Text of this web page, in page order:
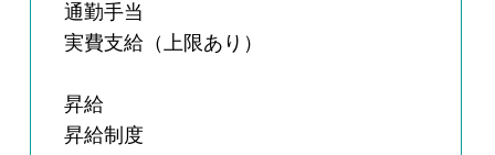
通勤手当
実費支給（上限あり）
昇給
昇給制度